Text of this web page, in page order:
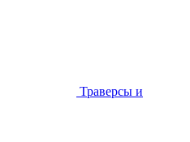
Траверсы и